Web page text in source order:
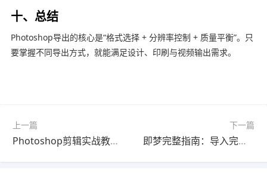
十、总结
Photoshop导出的核心是“格式选择 + 分辨率控制 + 质量平衡”。只
要掌握不同导出方式，就能满足设计、印刷与视频输出需求。
上一篇
Photoshop剪辑实战教程官方最新版最新方法
下一篇
即梦完整指南：导入完整教程2026最新版（常见问题解决）